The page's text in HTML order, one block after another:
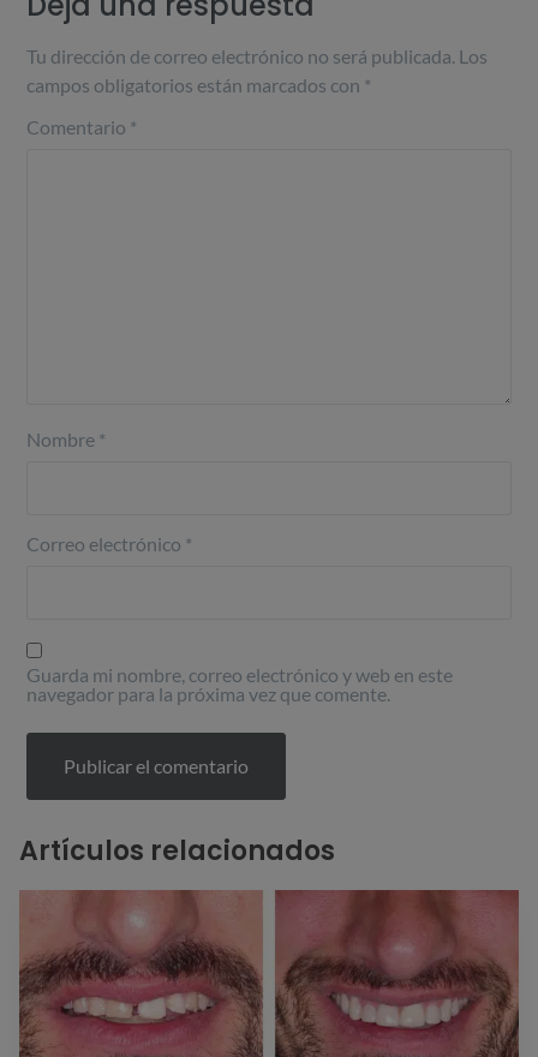
Tu dirección de correo electrónico no será publicada. Los
campos obligatorios están marcados con *
Comentario *
Nombre *
Correo electrónico *
Guarda mi nombre, correo electrónico y web en este
navegador para la próxima vez que comente.
Artículos relacionados